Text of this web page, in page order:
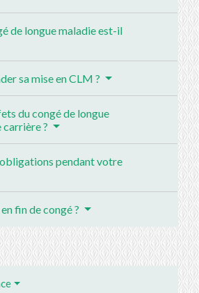
de longue maladie est-il
sa mise en CLM ?
du congé de longue
?
pendant votre
fin de congé ?